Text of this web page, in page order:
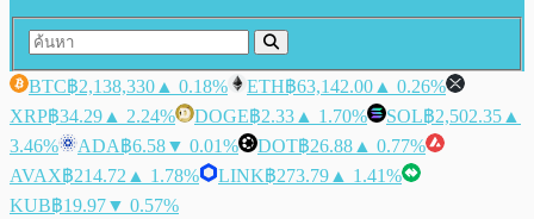
BTC฿2,138,330 ▲ 0.18% ETH฿63,142.00 ▲ 0.26%
XRP฿34.29 ▲ 2.24% DOGE฿2.33 ▲ 1.70% SOL฿2,502.35 ▲
3.46%
ADA฿6.58▼ 0.01% DOT฿26.88 ▲ 0.77%
AVAX฿214.72 ▲ 1.78% LINK฿273.79 ▲ 1.41%
KUB฿19.97▼ 0.57%